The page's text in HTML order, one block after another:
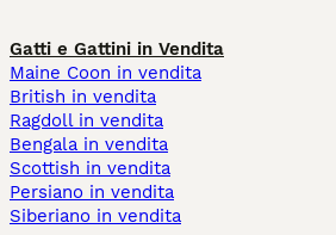
Gatti e Gattini in Vendita
Maine Coon in vendita
British in vendita
Ragdoll in vendita
Bengala in vendita
Scottish in vendita
Persiano in vendita
Siberiano in vendita